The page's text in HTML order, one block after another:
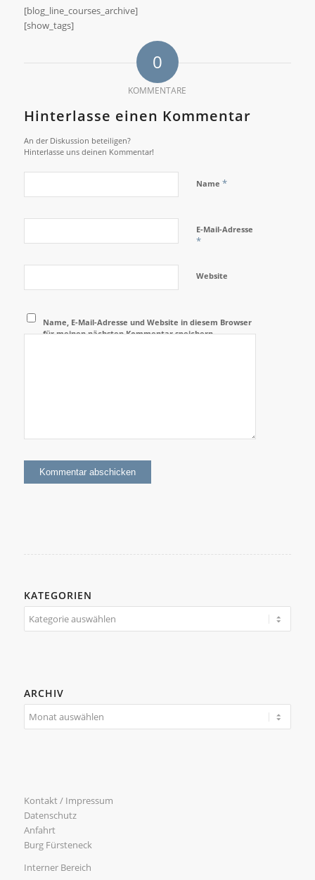
[blog_line_courses_archive]
[show_tags]
0
KOMMENTARE
Hinterlasse einen Kommentar
An der Diskussion beteiligen?
Hinterlasse uns deinen Kommentar!
Name *
E-Mail-Adresse
*
Website
Name, E-Mail-Adresse und Website in diesem Browser
für meinen nächsten Kommentar speichern.
KATEGORIEN
Kategorien
ARCHIV
Kontakt / Impressum
Datenschutz
Anfahrt
Burg Fürsteneck
Interner Bereich